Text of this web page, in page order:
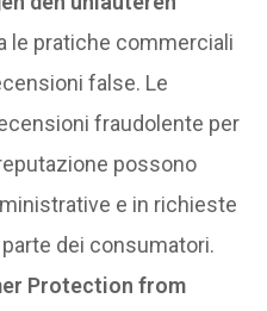
le pratiche commerciali
false. Le
fraudolente per
possono
e in richieste
dei consumatori.
Protection from